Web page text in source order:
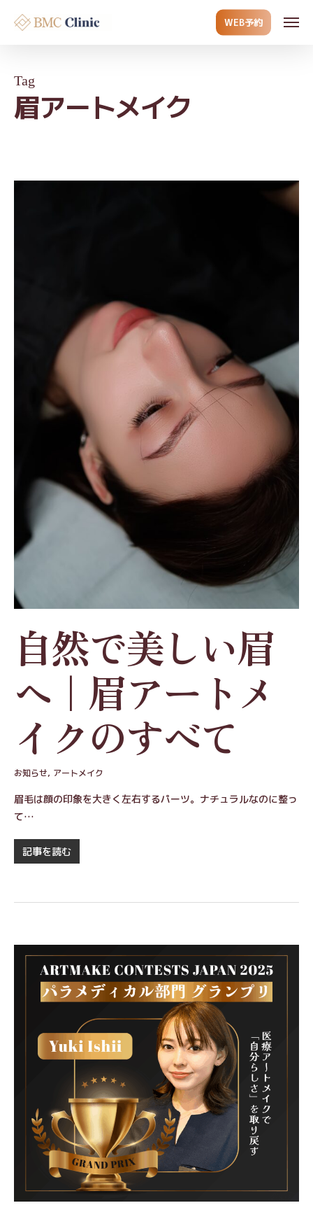
WEB予約
Tag
眉アートメイク
自然で美しい眉
へ｜眉アートメ
イクのすべて
お知らせ, アートメイク
眉毛は顔の印象を大きく左右するパーツ。ナチュラルなのに整っ
て…
記事を読む